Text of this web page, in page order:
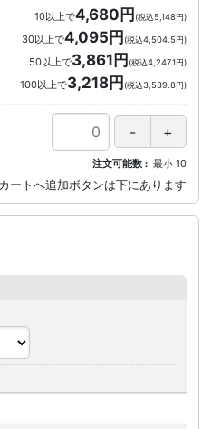
10以上で4,680円(税込5,148円)
30以上で4,095円(税込4,504.5円)
50以上で3,861円(税込4,247.1円)
100以上で3,218円(税込3,539.8円)
注文可能数 最小 10